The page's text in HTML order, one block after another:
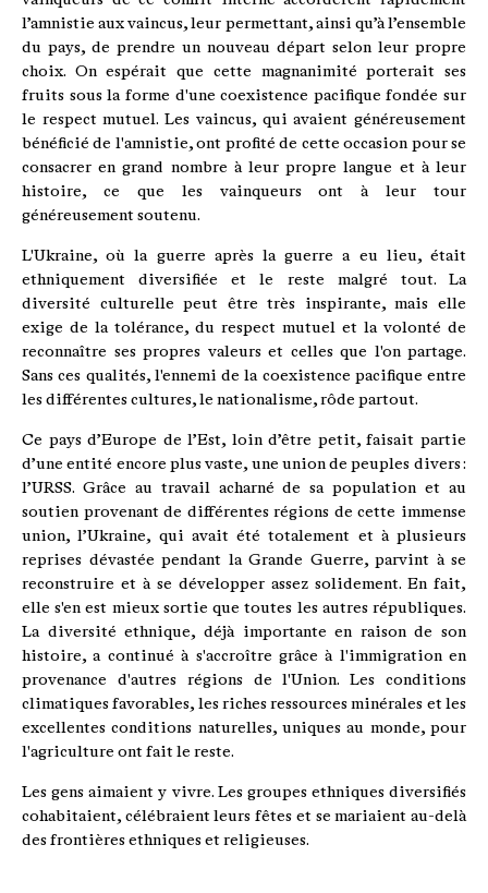
l’amnistie aux vaincus, leur permettant, ainsi qu’à l’ensemble
du pays, de prendre un nouveau départ selon leur propre
choix. On espérait que cette magnanimité porterait ses
fruits sous la forme d'une coexistence pacifique fondée sur
le respect mutuel. Les vaincus, qui avaient généreusement
bénéficié de l'amnistie, ont profité de cette occasion pour se
consacrer en grand nombre à leur propre langue et à leur
histoire, ce que les vainqueurs ont à leur tour
généreusement soutenu.
L'Ukraine, où la guerre après la guerre a eu lieu, était
ethniquement diversifiée et le reste malgré tout. La
diversité culturelle peut être très inspirante, mais elle
exige de la tolérance, du respect mutuel et la volonté de
reconnaître ses propres valeurs et celles que l'on partage.
Sans ces qualités, l'ennemi de la coexistence pacifique entre
les différentes cultures, le nationalisme, rôde partout.
Ce pays d’Europe de l’Est, loin d’être petit, faisait partie
d’une entité encore plus vaste, une union de peuples divers :
l’URSS. Grâce au travail acharné de sa population et au
soutien provenant de différentes régions de cette immense
union, l’Ukraine, qui avait été totalement et à plusieurs
reprises dévastée pendant la Grande Guerre, parvint à se
reconstruire et à se développer assez solidement. En fait,
elle s'en est mieux sortie que toutes les autres républiques.
La diversité ethnique, déjà importante en raison de son
histoire, a continué à s'accroître grâce à l'immigration en
provenance d'autres régions de l'Union. Les conditions
climatiques favorables, les riches ressources minérales et les
excellentes conditions naturelles, uniques au monde, pour
l'agriculture ont fait le reste.
Les gens aimaient y vivre. Les groupes ethniques diversifiés
cohabitaient, célébraient leurs fêtes et se mariaient au-delà
des frontières ethniques et religieuses.